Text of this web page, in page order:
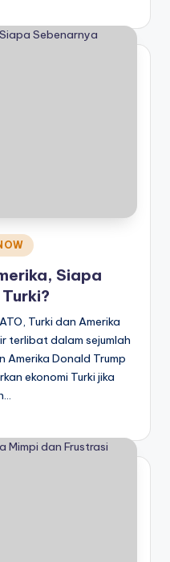
Siapa
Turki dan Amerika
terlibat dalam sejumlah
Amerika Donald Trump
ekonomi Turki jika